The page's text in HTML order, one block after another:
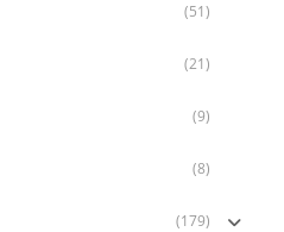
(51)
(21)
(9)
(8)
(179)